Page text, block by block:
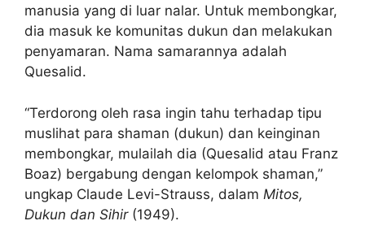
manusia yang di luar nalar. Untuk membongkar,
dia masuk ke komunitas dukun dan melakukan
penyamaran. Nama samarannya adalah
Quesalid.
“Terdorong oleh rasa ingin tahu terhadap tipu
muslihat para shaman (dukun) dan keinginan
membongkar, mulailah dia (Quesalid atau Franz
Boaz) bergabung dengan kelompok shaman,”
ungkap Claude Levi-Strauss, dalam Mitos,
Dukun dan Sihir(1949).